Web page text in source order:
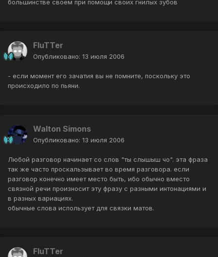
большинстве своем при помощи своих гнилых зубов
FluTTer
Опубликовано: 13 июля 2006
- если момент его зачатия вы не помните, поскольку это
происходило по пьяни.
Walton Simons
Опубликовано: 13 июля 2006
Любой разговор начинает со слов "ты слышыш чо". эта фраза
так же часто проскальзывает во время разговора. если
разговор конечно имеет место быть, ибо обычно вместо
связной речи произносит эту фразу с разными интонациями и
в разных вариациях.
обычные слова использует для связки матов.
FluTTer